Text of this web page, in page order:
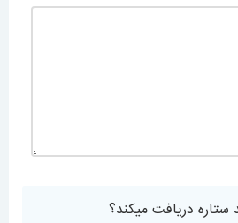
دریافت میکند؟